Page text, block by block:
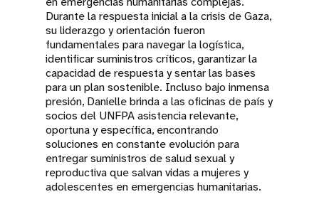
Durante la respuesta inicial a la crisis de Gaza,
su liderazgo y orientación fueron
fundamentales para navegar la logística,
identificar suministros críticos, garantizar la
capacidad de respuesta y sentar las bases
para un plan sostenible. Incluso bajo inmensa
presión, Danielle brinda a las oficinas de país y
socios del UNFPA asistencia relevante,
oportuna y específica, encontrando
soluciones en constante evolución para
entregar suministros de salud sexual y
reproductiva que salvan vidas a mujeres y
adolescentes en emergencias humanitarias.